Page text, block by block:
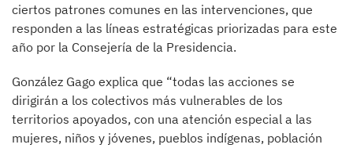
ciertos patrones comunes en las intervenciones, que
responden a las líneas estratégicas priorizadas para este
año por la Consejería de la Presidencia.
González Gago explica que “todas las acciones se
dirigirán a los colectivos más vulnerables de los
territorios apoyados, con una atención especial a las
mujeres, niños y jóvenes, pueblos indígenas, población